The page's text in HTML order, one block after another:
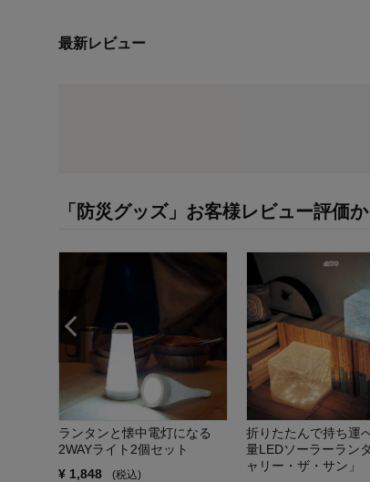
最新レビュー
「防災グッズ」お客様レビュー評価
ランタンと懐中電灯になる
2WAYライト2個セット
¥ 1,848
(税込)
折りたたんで持ち運
量LEDソーラーラン
ャリー・ザ・サン」